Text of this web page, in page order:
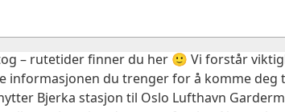
– rutetider finner du her 🙂 Vi forstår
du trenger for å komme deg
Bjerka stasjon til Oslo Lufthavn